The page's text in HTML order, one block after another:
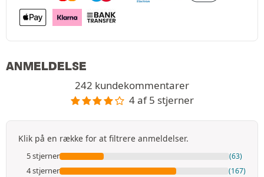
ANMELDELSE
242 kundekommentarer
4 af 5 stjerner
Klik på en række for at filtrere anmeldelser.
5 stjerner (63)
4 stjerner (167)